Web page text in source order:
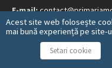
E-mail:
Mai multe detalii…
Acest site web folosește
mai bună experiență pe site-
Setari cookie